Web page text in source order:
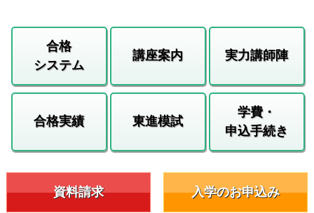
合格
システム
講座案内 実力講師陣
合格実績 東進模試
学費・
申込手続き
資料請求 入学のお申込み